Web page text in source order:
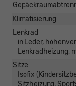
Klimatisierung
Lenkrad
in Leder,
Lenkradheizung,
Sitze
Isofix
Sitzheizung,